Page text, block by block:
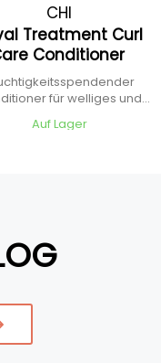
CHI
Treatment Curl
Conditioner
für welliges und
Auf Lager